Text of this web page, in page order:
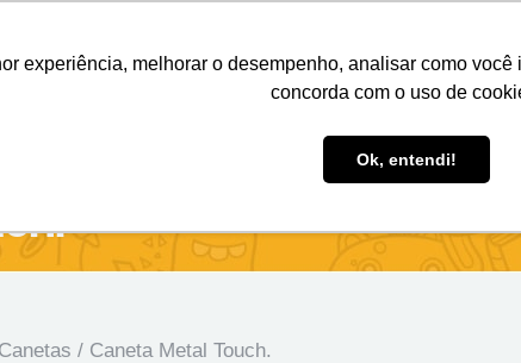
experiência, melhorar o desempenho, analisar como
concorda com o uso de
Ok, entendi!
Brindes Personalizados Brindes
Canetas / Caneta Metal Touch.